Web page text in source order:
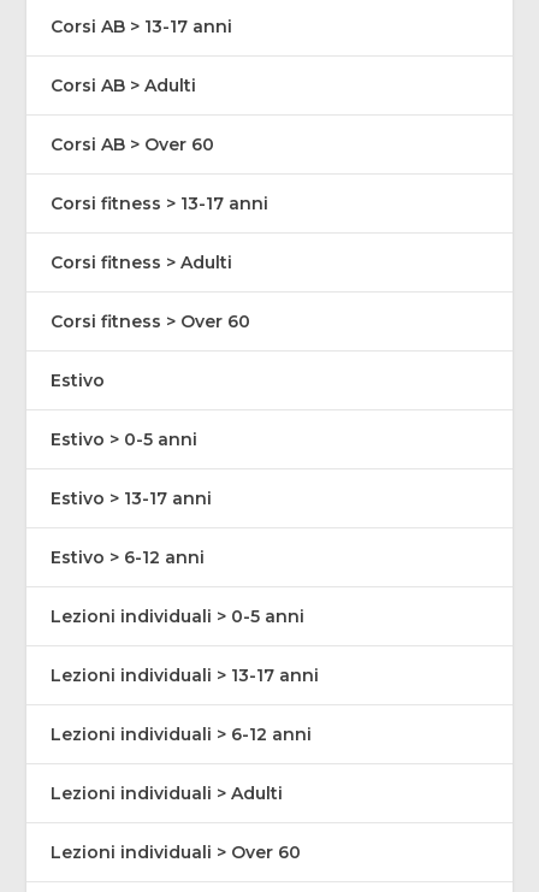
Corsi AB > 13-17 anni
Corsi AB > Adulti
Corsi AB > Over 60
Corsi fitness > 13-17 anni
Corsi fitness > Adulti
Corsi fitness > Over 60
Estivo
Estivo > 0-5 anni
Estivo > 13-17 anni
Estivo > 6-12 anni
Lezioni individuali > 0-5 anni
Lezioni individuali > 13-17 anni
Lezioni individuali > 6-12 anni
Lezioni individuali > Adulti
Lezioni individuali > Over 60